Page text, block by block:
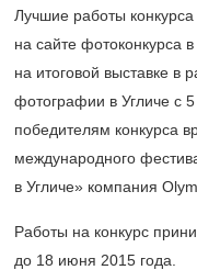
Лучшие работы
на сайте фотоконкурса
на итоговой выставке в
фотографии в Угличе с
победителям конкурса
международного
в Угличе» компания
Работы на конкурс
до 18 июня 2015 года.